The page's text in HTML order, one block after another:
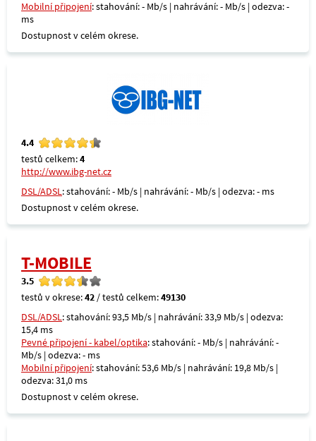
Mobilní připojení: stahování: - Mb/s | nahrávání: - Mb/s | odezva: -
ms
Dostupnost v celém okrese.
4.4
testů celkem:4
http://www.ibg-net.cz
DSL/ADSL: stahování: - Mb/s | nahrávání: - Mb/s | odezva: - ms
Dostupnost v celém okrese.
T-MOBILE
3.5
testů v okrese:42 / testů celkem:49130
DSL/ADSL: stahování: 93,5 Mb/s | nahrávání: 33,9 Mb/s | odezva:
15,4 ms
Pevné připojení - kabel/optika: stahování: - Mb/s | nahrávání: -
Mb/s | odezva: - ms
Mobilní připojení: stahování: 53,6 Mb/s | nahrávání: 19,8 Mb/s |
odezva: 31,0 ms
Dostupnost v celém okrese.